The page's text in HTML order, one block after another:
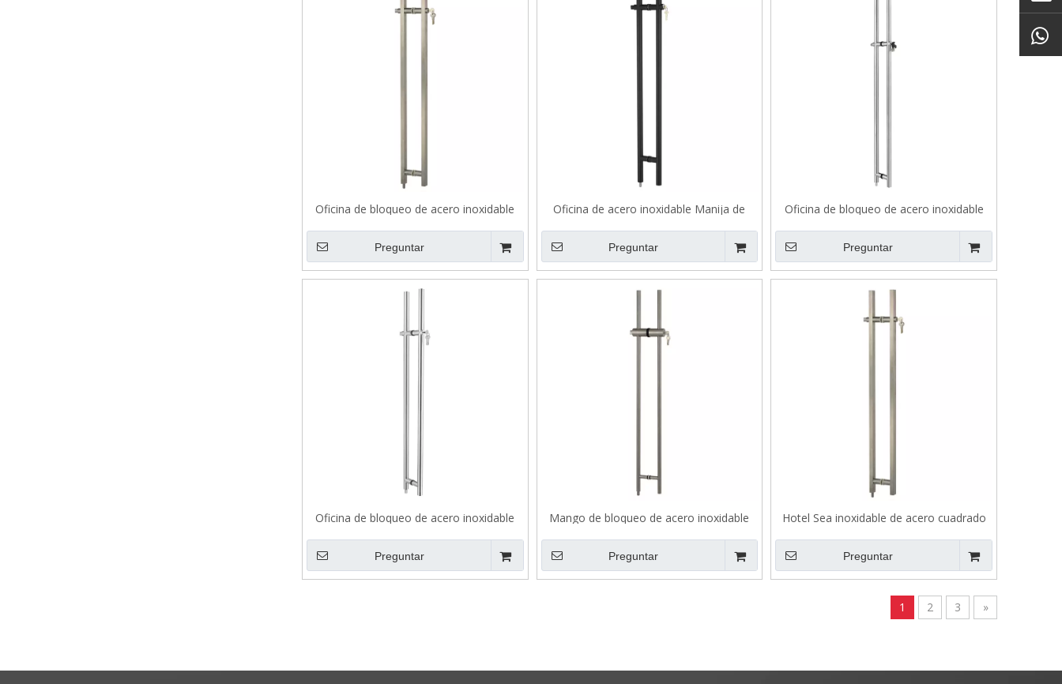
Oficina de bloqueo de acero inoxidable
Manejo de tracción B503
Preguntar
Oficina de acero inoxidable Manija de
pulso bloqueable Surface Black B504
Preguntar
Oficina de bloqueo de acero inoxidable
mango de tracción B502
Preguntar
Oficina de bloqueo de acero inoxidable
mango de tracción B501
Preguntar
Mango de bloqueo de acero inoxidable
del hotel
Preguntar
Hotel Sea inoxidable de acero cuadrado
Manejo de tracción B503
Preguntar
1 2 3 »